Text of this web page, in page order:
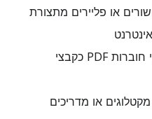
או פליירים מתצורת
יצוא שקפים או דפי חוברות PDF כקבצי
או מדריכים